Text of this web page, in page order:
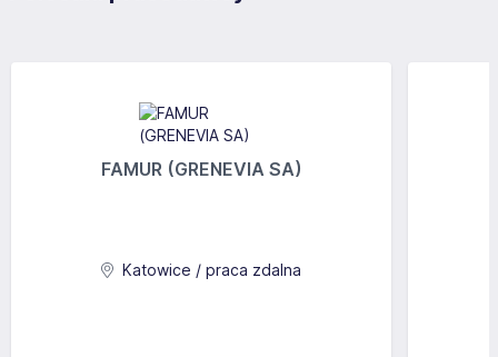
FAMUR (GRENEVIA SA)
Katowice / praca zdalna